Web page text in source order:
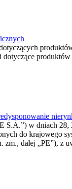
S.A.”) w dniach
do krajowego
dalej „PE”), z